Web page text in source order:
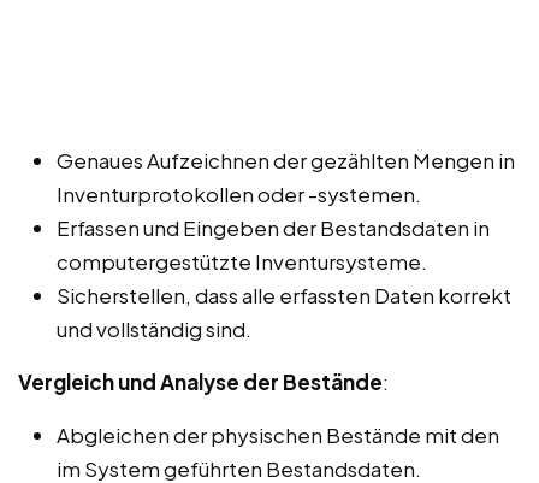
Genaues Aufzeichnen der gezählten Mengen in
Inventurprotokollen oder -systemen.
Erfassen und Eingeben der Bestandsdaten in
computergestützte Inventursysteme.
Sicherstellen, dass alle erfassten Daten korrekt
und vollständig sind.
Vergleich und Analyse der Bestände:
Abgleichen der physischen Bestände mit den
im System geführten Bestandsdaten.